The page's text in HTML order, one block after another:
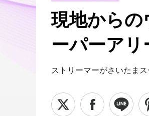
現地からの
ーパーアリ
ストリーマーがさいたま